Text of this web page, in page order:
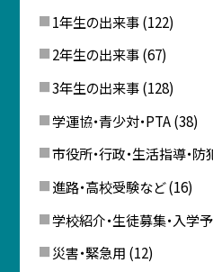
1年生の出来事(122)
2年生の出来事(67)
3年生の出来事(128)
学運協・青少対・PTA(38)
市役所・行政・生活指導・防
進路・高校受験など(16)
学校紹介・生徒募集・入学
災害・緊急用 (12)